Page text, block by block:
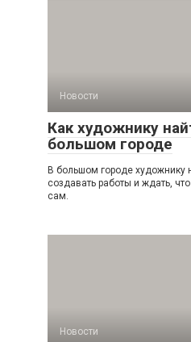
Новости
Как художнику
большом городе
В большом городе художнику
создавать работы и ждать,
сам.
Новости